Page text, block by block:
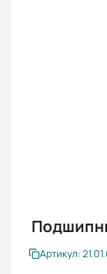
Артикул: